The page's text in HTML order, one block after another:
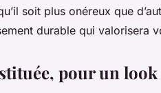
soit plus onéreux que
durable qui valorisera
pour un